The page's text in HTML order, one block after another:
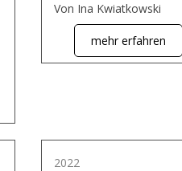
Von Ina Kwiatkowski
mehr erfahren
2022